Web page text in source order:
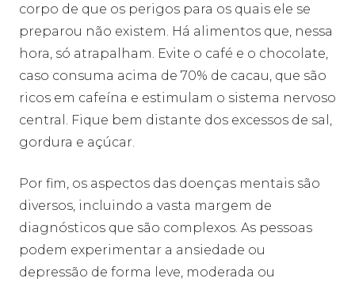
corpo de que os perigos para os quais ele se
preparou não existem. Há alimentos que, nessa
hora, só atrapalham. Evite o café e o chocolate,
caso consuma acima de 70% de cacau, que são
ricos em cafeína e estimulam o sistema nervoso
central. Fique bem distante dos excessos de sal,
gordura e açúcar.
Por fim, os aspectos das doenças mentais são
diversos, incluindo a vasta margem de
diagnósticos que são complexos. As pessoas
podem experimentar a ansiedade ou
depressão de forma leve, moderada ou